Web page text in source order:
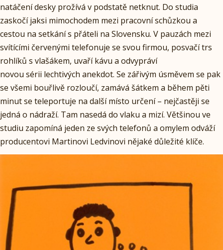
natáčení desky prožívá v podstatě netknut. Do studia
zaskočí jaksi mimochodem mezi pracovní schůzkou a
cestou na setkání s přáteli na Slovensku. V pauzách mezi
svítícími červenými telefonuje se svou firmou, posvačí trs
rohlíků s vlašákem, uvaří kávu a odvypráví
novou sérii lechtivých anekdot. Se zářivým úsměvem se pak
se všemi bouřlivě rozloučí, zamává šátkem a během pěti
minut se teleportuje na další místo určení – nejčastěji se
jedná o nádraží. Tam nasedá do vlaku a mizí. Většinou ve
studiu zapomíná jeden ze svých telefonů a omylem odváží
producentovi Martinovi Ledvinovi nějaké důležité klíče.